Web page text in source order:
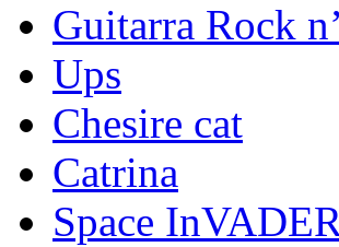
Guitarra Rock
Ups
Chesire cat
Catrina
Space